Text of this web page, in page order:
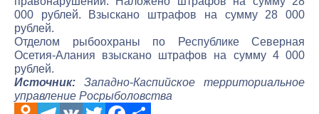
000 рублей. Взыскано штрафов на сумму 28 000
рублей.
Отделом рыбоохраны по Республике Северная
Осетия-Алания взыскано штрафов на сумму 4 000
рублей.
Источник: Западно-Каспийское территориальное
управление Росрыболовства